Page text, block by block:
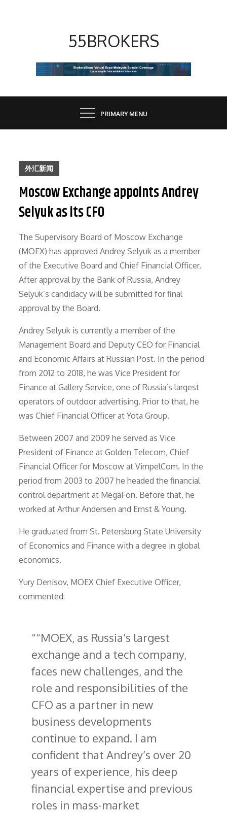
55BROKERS
PRIMARY MENU
外汇新闻
Moscow Exchange appoints Andrey
Selyuk as its CFO
The Supervisory Board of Moscow Exchange
(MOEX) has approved Andrey Selyuk as a member
of the Executive Board and Chief Financial Officer.
After approval by the Bank of Russia, Andrey
Selyuk’s candidacy will be submitted for final
approval by the Board.
Andrey Selyuk is currently a member of the
Management Board and Deputy CEO for Financial
and Economic Affairs at Russian Post. In the period
from 2012 to 2018, he was Vice President for
Finance at Gallery Service, one of Russia’s largest
operators of outdoor advertising. Prior to that, he
was Chief Financial Officer at Yota Group.
Between 2007 and 2009 he served as Vice
President of Finance at Golden Telecom, Chief
Financial Officer for Moscow at VimpelCom. In the
period from 2003 to 2007 he headed the financial
control department at MegaFon. Before that, he
worked at Arthur Andersen and Ernst & Young.
He graduated from St. Petersburg State University
of Economics and Finance with a degree in global
economics.
Yury Denisov, MOEX Chief Executive Officer,
commented:
“MOEX, as Russia’s largest
exchange and a tech company,
faces new challenges, and the
role and responsibilities of the
CFO as a partner in new
business developments
continue to expand. I am
confident that Andrey’s over 20
years of experience, his deep
financial expertise and previous
roles in mass-market